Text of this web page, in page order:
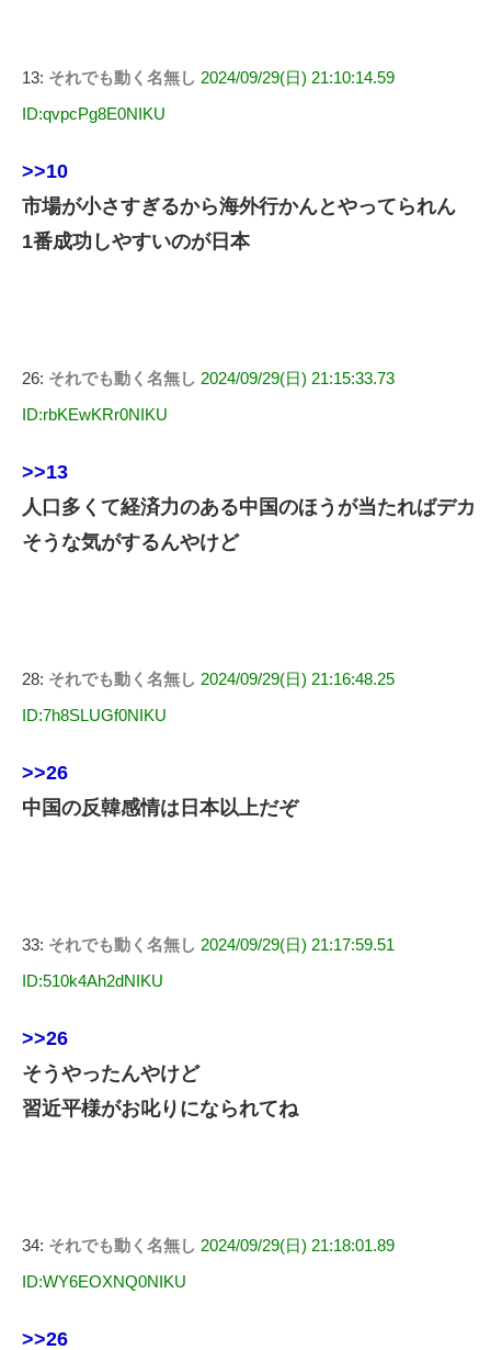
13: それでも動く名無し 2024/09/29(日) 21:10:14.59
ID:qvpcPg8E0NIKU
>>10
市場が小さすぎるから海外行かんとやってられん
1番成功しやすいのが日本
26: それでも動く名無し 2024/09/29(日) 21:15:33.73
ID:rbKEwKRr0NIKU
>>13
人口多くて経済力のある中国のほうが当たればデカ
そうな気がするんやけど
28: それでも動く名無し 2024/09/29(日) 21:16:48.25
ID:7h8SLUGf0NIKU
>>26
中国の反韓感情は日本以上だぞ
33: それでも動く名無し 2024/09/29(日) 21:17:59.51
ID:510k4Ah2dNIKU
>>26
そうやったんやけど
習近平様がお叱りになられてね
34: それでも動く名無し 2024/09/29(日) 21:18:01.89
ID:WY6EOXNQ0NIKU
>>26